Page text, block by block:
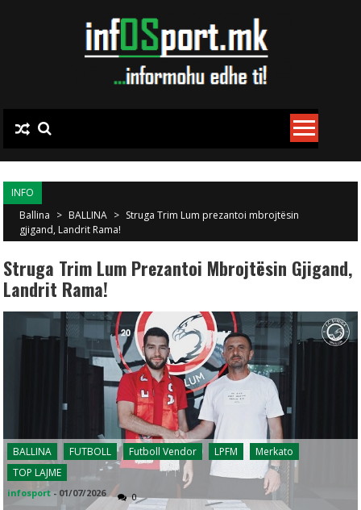
INFO
Ballina > BALLINA > Struga Trim Lum prezantoi mbrojtësin
gjigand, Landrit Rama!
Struga Trim Lum Prezantoi Mbrojtësin Gjigand,
Landrit Rama!
BALLINA FUTBOLL Futboll Vendor LPFM
Merkato
TOP LAJME
infosport - 01/07/2026 0